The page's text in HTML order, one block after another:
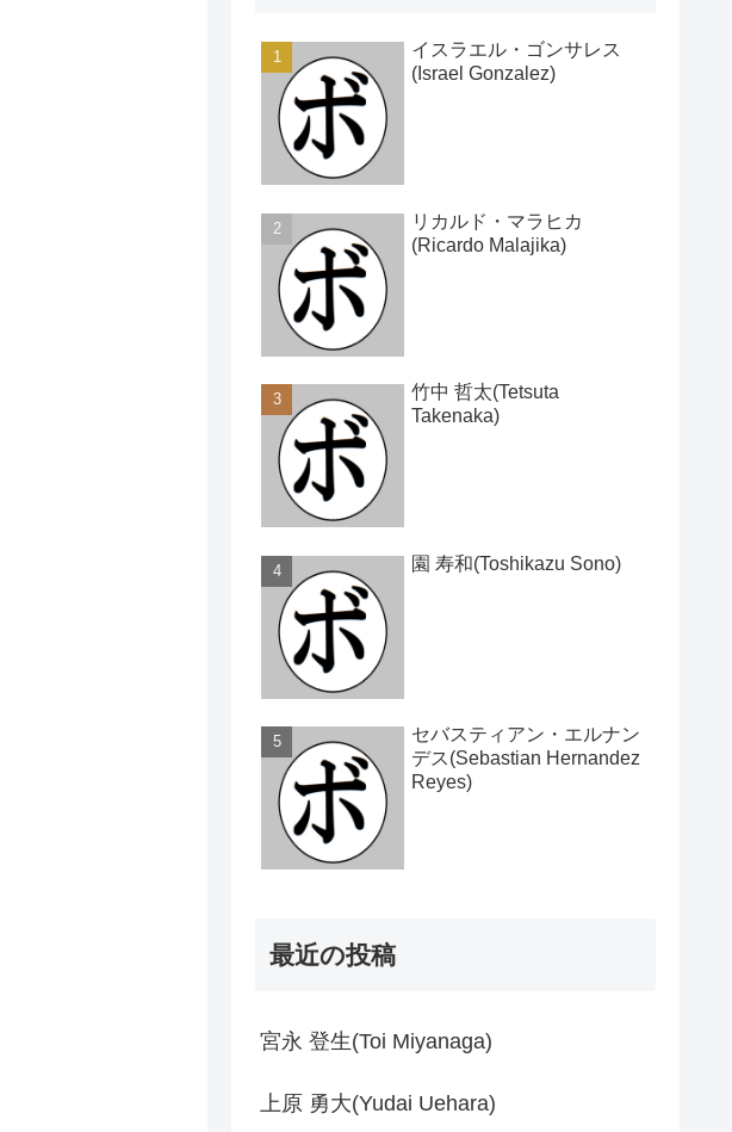
イスラエル・ゴンサレス
(Israel Gonzalez)
リカルド・マラヒカ
(Ricardo Malajika)
竹中 哲太(Tetsuta
Takenaka)
園 寿和(Toshikazu Sono)
セバスティアン・エルナン
デス(Sebastian Hernandez
Reyes)
最近の投稿
宮永 登生(Toi Miyanaga)
上原 勇大(Yudai Uehara)